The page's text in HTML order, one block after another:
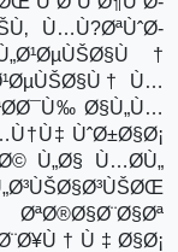
Ù…Ù?ØªÙˆØ­
Ù…
Ø§Ù„Ù…
ÙˆØ±Ø§Ø¡
Ù„Ø§ Ù…Ø­Ù„